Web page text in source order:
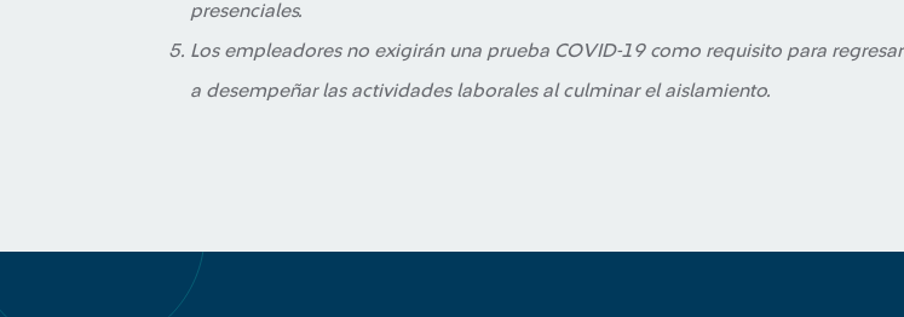
presenciales.
Los empleadores no exigirán una prueba COVID-19 como requisito para regresar
a desempeñar las actividades laborales al culminar el aislamiento.